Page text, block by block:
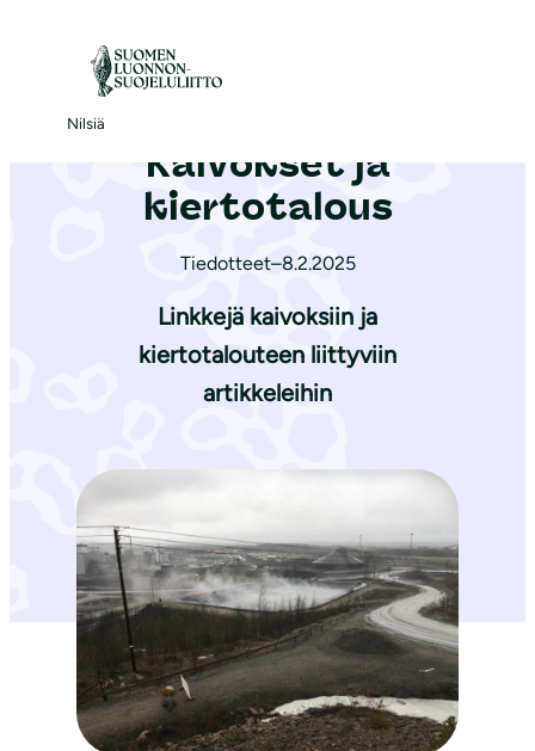
Nilsiä
Etusivu|Ajankohtaista
Kaivokset ja
kiertotalous
Tiedotteet–8.2.2025
Linkkejä kaivoksiin ja
kiertotalouteen liittyviin
artikkeleihin